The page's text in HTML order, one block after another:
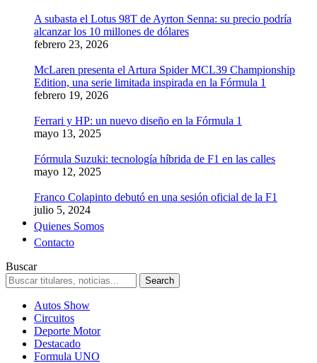
A subasta el Lotus 98T de Ayrton Senna: su precio podría
alcanzar los 10 millones de dólares
febrero 23, 2026
McLaren presenta el Artura Spider MCL39 Championship
Edition, una serie limitada inspirada en la Fórmula 1
febrero 19, 2026
Ferrari y HP: un nuevo diseño en la Fórmula 1
mayo 13, 2025
Fórmula Suzuki: tecnología híbrida de F1 en las calles
mayo 12, 2025
Franco Colapinto debutó en una sesión oficial de la F1
julio 5, 2024
Quienes Somos
Contacto
Buscar
Autos Show
Circuitos
Deporte Motor
Destacado
Formula UNO